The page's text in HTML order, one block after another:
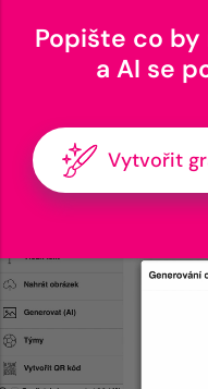
Popište co
a AI se
Vytvořit